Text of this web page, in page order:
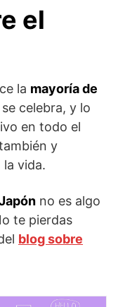
el
la mayoría de
celebra, y lo
en todo el
y
vida.
no es algo
te pierdas
blog sobre